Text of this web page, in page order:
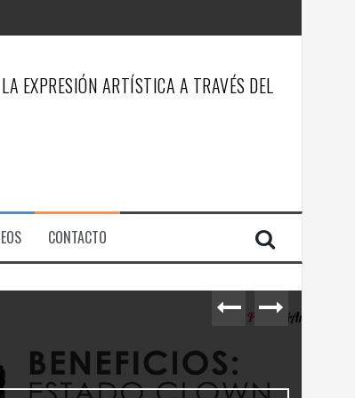
EXPRESIÓN ARTÍSTICA A TRAVÉS DEL
CONTACTO